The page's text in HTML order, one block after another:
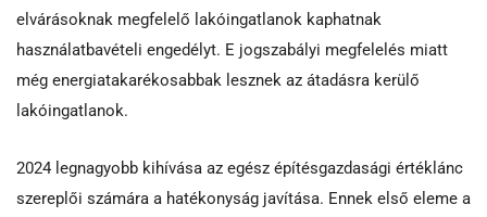
elvárásoknak megfelelő lakóingatlanok kaphatnak
használatbavételi engedélyt. E jogszabályi megfelelés miatt
még energiatakarékosabbak lesznek az átadásra kerülő
lakóingatlanok.
2024 legnagyobb kihívása az egész építésgazdasági értéklánc
szereplői számára a hatékonyság javítása. Ennek első eleme a